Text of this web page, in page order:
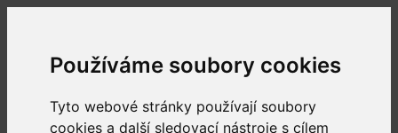
Používáme soubory cookies
Tyto webové stránky používají soubory
cookies a další sledovací nástroje s cílem